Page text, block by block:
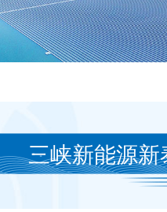
三峡新能源新